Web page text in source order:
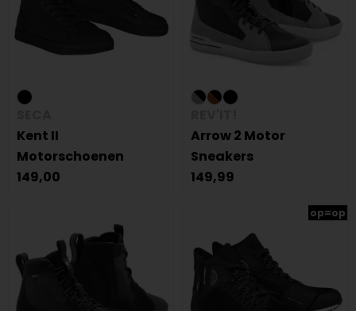
Kent II
Motorschoenen
149,00
Arrow 2 Motor
Sneakers
149,99
op=op